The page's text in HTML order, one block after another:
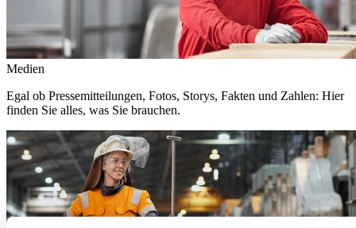
Medien
Egal ob Pressemitteilungen, Fotos, Storys, Fakten und Zahlen: Hier
finden Sie alles, was Sie brauchen.